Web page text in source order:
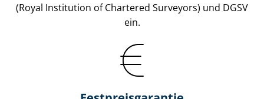
(Royal Institution of Chartered Surveyors) und DGSV
ein.